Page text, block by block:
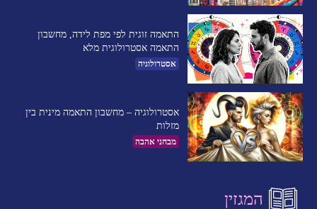
התאמה זוגית לפי מפת לידה, מחשבון
התאמה אסטרולוגית מלא
אסטרולוגיה
אסטרולוגיה – מחשבון התאמה מינית בין
מזלות
מבחני אהבה
המגזין